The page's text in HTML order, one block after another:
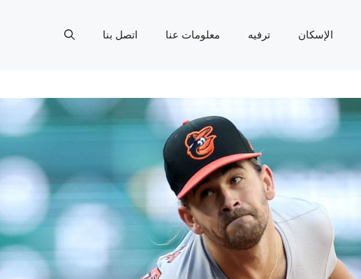
الإسكان ترفيه معلومات عنا اتصل بنا